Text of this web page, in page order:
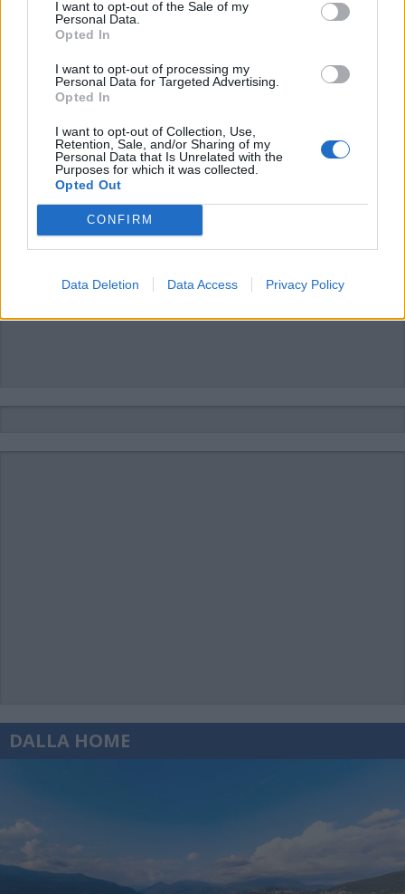
I want to opt-out of the Sale of my
Personal Data.
Opted In
I want to opt-out of processing my
Personal Data for Targeted Advertising.
Opted In
I want to opt-out of Collection, Use,
Retention, Sale, and/or Sharing of my
Personal Data that Is Unrelated with the
Purposes for which it was collected.
Opted Out
CONFIRM
Data Deletion Data Access Privacy Policy
PIÙ INFORMAZIONI SU
LEGGI GLI ALTRI ARTICOLI DI
DALLA HOME